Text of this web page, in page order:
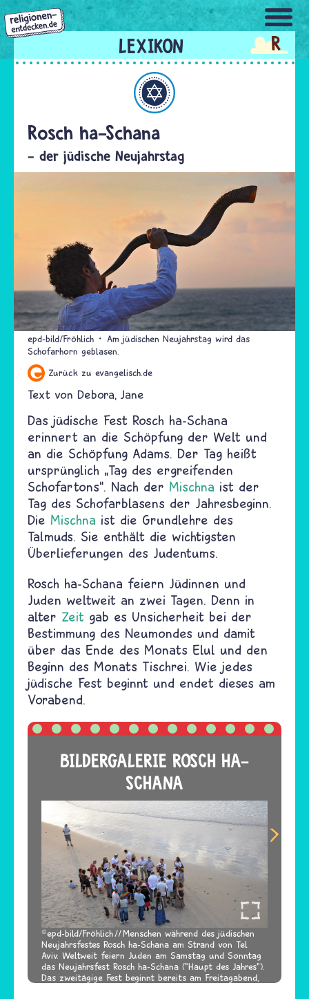
Direkt
zum
Inhalt
R
Rosch ha-Schana
- der jüdische Neujahrstag
epd-bild/Fröhlich
Am jüdischen Neujahrstag wird das
Schofarhorn geblasen.
Zurück zu evangelisch.de
Text von Debora Jane
Das jüdische Fest Rosch ha-Schana
erinnert an die Schöpfung der Welt und
an die Schöpfung Adams. Der Tag heißt
ursprünglich „Tag des ergreifenden
Schofartons“. Nach der Mischna ist der
Tag des Schofarblasens der Jahresbeginn.
Die Mischna ist die Grundlehre des
Talmuds. Sie enthält die wichtigsten
Überlieferungen des Judentums.
Rosch ha-Schana feiern Jüdinnen und
Juden weltweit an zwei Tagen. Denn in
alter Zeit gab es Unsicherheit bei der
Bestimmung des Neumondes und damit
über das Ende des Monats Elul und den
Beginn des Monats Tischrei. Wie jedes
jüdische Fest beginnt und endet dieses am
Vorabend.
BILDERGALERIE ROSCH HA-
SCHANA
epd-bild/Fröhlich
Menschen während des jüdischen
Neujahrsfestes Rosch ha-Schana am Strand von Tel
Aviv. Weltweit feiern Juden am Samstag und Sonntag
das Neujahrsfest Rosch ha-Schana ("Haupt des Jahres").
Das zweitägige Fest beginnt bereits am Freitagabend,